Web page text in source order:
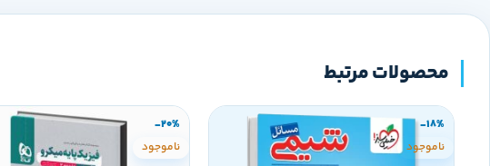
محصولات مرتبط
-18%
ناموجود
-20%
ناموجود